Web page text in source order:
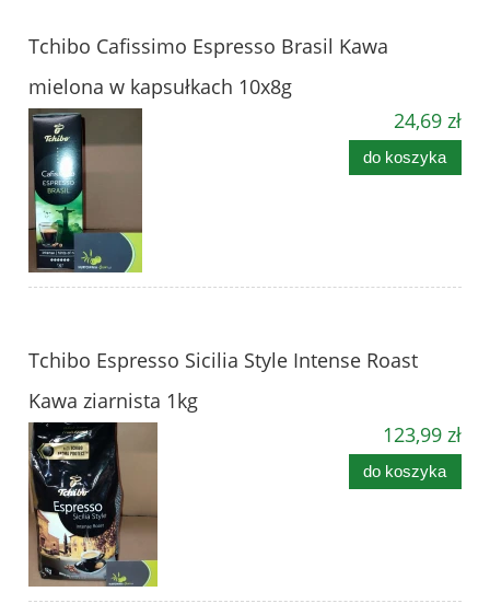
Tchibo Cafissimo Espresso Brasil Kawa
mielona w kapsułkach 10x8g
24,69 zł
do koszyka
Tchibo Espresso Sicilia Style Intense Roast
Kawa ziarnista 1kg
123,99 zł
do koszyka